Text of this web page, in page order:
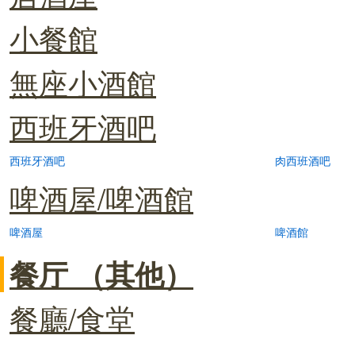
小餐館
無座小酒館
西班牙酒吧
西班牙酒吧 肉西班酒吧
啤酒屋/啤酒館
啤酒屋 啤酒館
餐厅 （其他）
餐廳/食堂